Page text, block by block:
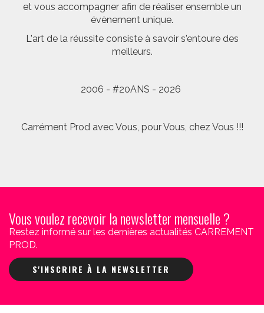
et vous accompagner afin de réaliser ensemble un
évènement unique.
L'art de la réussite consiste à savoir s'entoure des
meilleurs.
2006 - #20ANS - 2026
Carrément Prod avec Vous, pour Vous, chez Vous !!!
Vous voulez recevoir la newsletter mensuelle ?
Restez informé sur les dernières actualités CARREMENT
PROD.
S'INSCRIRE À LA NEWSLETTER